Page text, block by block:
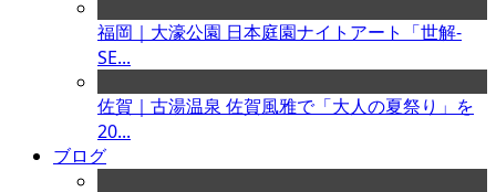
福岡｜大濠公園 日本庭園ナイトアート「世解-
SE...
佐賀｜古湯温泉 佐賀風雅で「大人の夏祭り」を
20...
ブログ